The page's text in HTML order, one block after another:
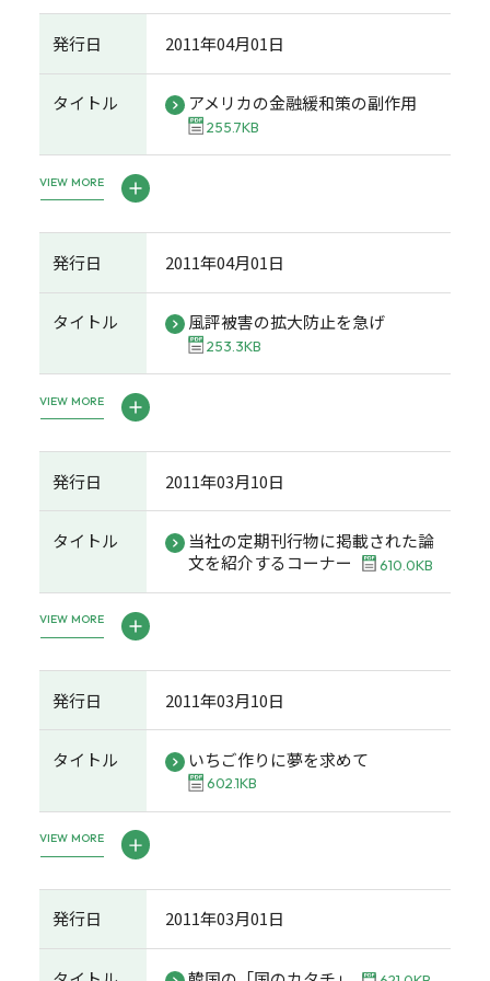
発行日 2011年04月01日
タイトル アメリカの金融緩和策の副作用
255.7KB
VIEW MORE
発行日 2011年04月01日
タイトル 風評被害の拡大防止を急げ
253.3KB
VIEW MORE
発行日 2011年03月10日
タイトル
当社の定期刊行物に掲載された論
文を紹介するコーナー
610.0KB
VIEW MORE
発行日 2011年03月10日
タイトル いちご作りに夢を求めて
602.1KB
VIEW MORE
発行日 2011年03月01日